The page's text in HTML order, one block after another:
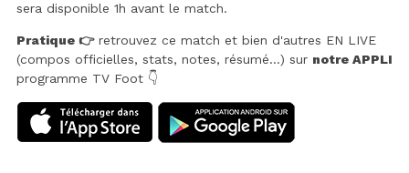
sera disponible 1h avant le match.
Pratique 👉retrouvez ce match et bien d'autres EN LIVE
(compos officielles, stats, notes, résumé...) sur notre APPLI
programme TV Foot 👇